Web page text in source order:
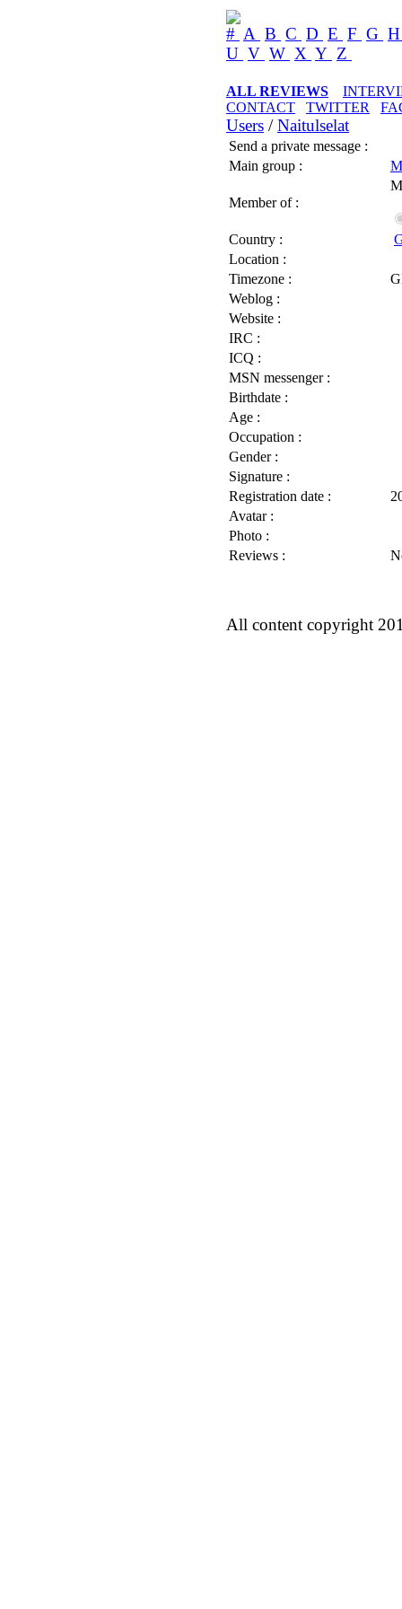
# A B C D E F G
U V W X Y Z
ALL REVIEWS
CONTACT
TWITTER
Users /Naitulselat
Send a private message :
Main group :
Member of :
Country :
Location :
Timezone :
Weblog :
Website :
IRC :
ICQ :
MSN messenger :
Birthdate :
Age :
Occupation :
Gender :
Signature :
Registration date :
Avatar :
Photo :
Reviews :
All content copyright